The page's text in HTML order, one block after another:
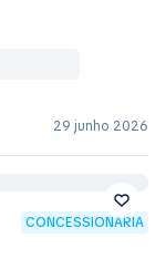
29 junho 2026
CONCESSIONÁRIA